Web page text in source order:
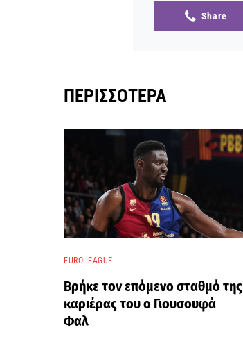
Share
ΠΕΡΙΣΣΌΤΕΡΑ
EUROLEAGUE
Βρήκε τον επόμενο σταθμό της
καριέρας του ο Γιουσουφά
Φαλ